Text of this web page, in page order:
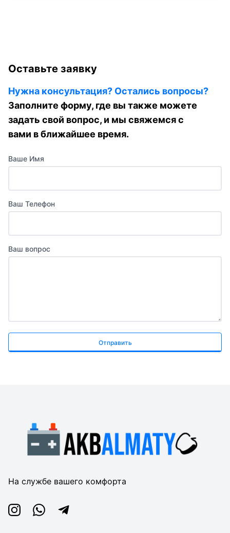
Оставьте заявку
Нужна консультация? Остались вопросы?
Заполните форму, где вы также можете
задать свой вопрос, и мы свяжемся с
вами в ближайшее время.
Ваше Имя
Ваш Телефон
Ваш вопрос
Отправить
На службе вашего комфорта
InstagramWhatsappTelegram